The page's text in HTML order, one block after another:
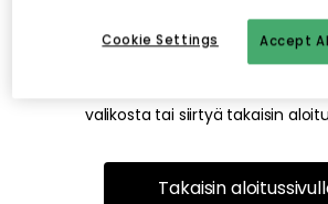
Tämä voi johtua siitä, että sivua ei enää
on siirretty muualle. Pahoittelemme
valikosta tai siirtyä takaisin
Takaisin
Accept
Cookie Settings